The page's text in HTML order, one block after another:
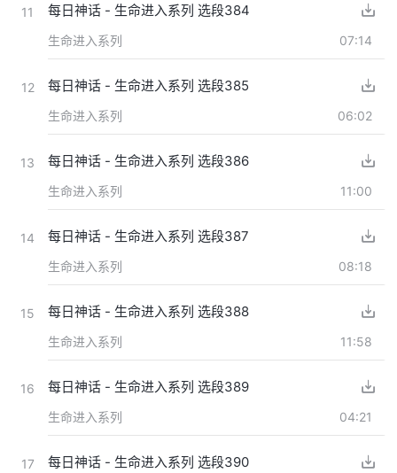
11 每日神话 - 生命进入系列 选段384
生命进入系列 07:14
12 每日神话 - 生命进入系列 选段385
生命进入系列 06:02
13 每日神话 - 生命进入系列 选段386
生命进入系列 11:00
14 每日神话 - 生命进入系列 选段387
生命进入系列 08:18
15 每日神话 - 生命进入系列 选段388
生命进入系列 11:58
16 每日神话 - 生命进入系列 选段389
生命进入系列 04:21
17 每日神话 - 生命进入系列 选段390